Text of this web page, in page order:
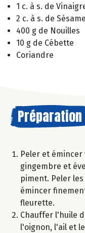
1 c. à s. de
2 c. à s. de Sésame
400 g de Nouilles
10 g de Cébette
Coriandre
Préparation
Peler et
gingembre et
piment. Peler
émincer
fleurette.
Chauffer l'huile
l'oignon, l'ail et